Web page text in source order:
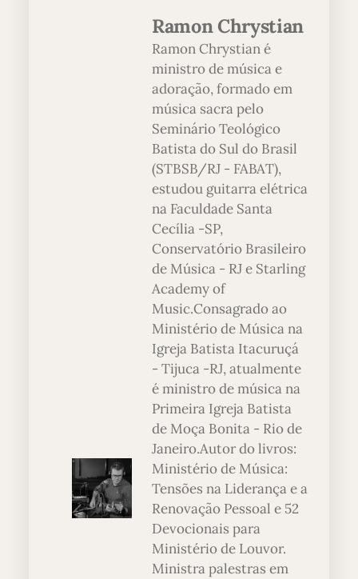
Ramon Chrystian
Ramon Chrystian é
ministro de música e
adoração, formado em
música sacra pelo
Seminário Teológico
Batista do Sul do Brasil
(STBSB/RJ - FABAT),
estudou guitarra elétrica
na Faculdade Santa
Cecília -SP,
Conservatório Brasileiro
de Música - RJ e Starling
Academy of
Music.Consagrado ao
Ministério de Música na
Igreja Batista Itacuruçá
- Tijuca -RJ, atualmente
é ministro de música na
Primeira Igreja Batista
de Moça Bonita - Rio de
Janeiro.Autor do livros:
Ministério de Música:
Tensões na Liderança e a
Renovação Pessoal e 52
Devocionais para
Ministério de Louvor.
Ministra palestras em